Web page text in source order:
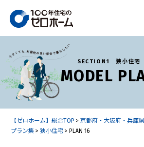
MODEL
SECTION1 狭小住宅
【ゼロホーム】総合TOP >京都府・大阪府・兵庫
プラン集 >狭小住宅 > PLAN 16